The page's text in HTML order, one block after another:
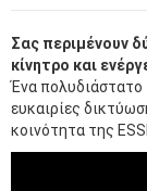
Σας περιμένουν
κίνητρο και
Ένα πολυδιάστατο
ευκαιρίες
κοινότητα της